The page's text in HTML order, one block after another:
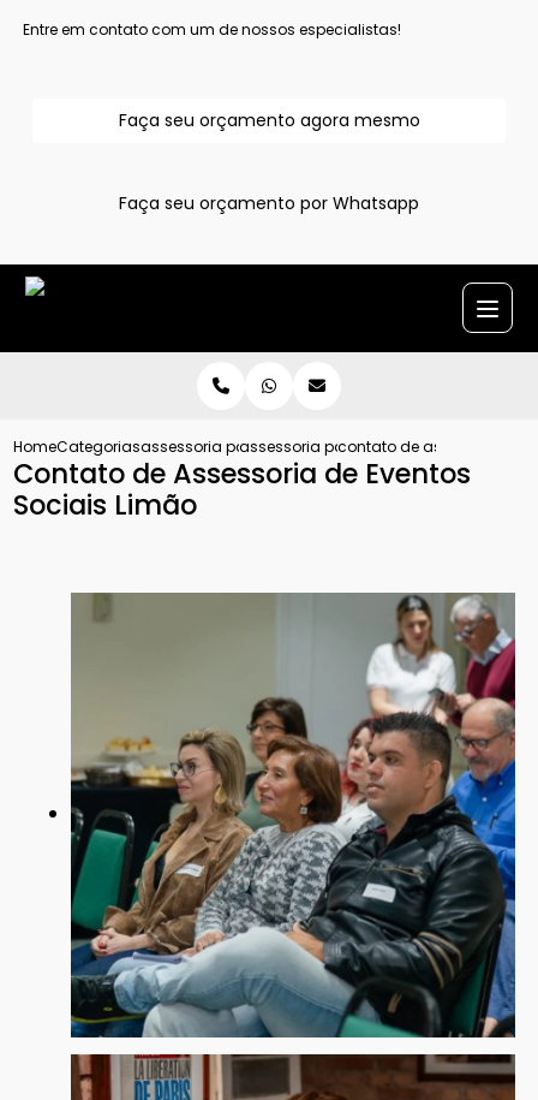
Entre em contato com um de nossos especialistas!
Faça seu orçamento agora mesmo
Faça seu orçamento por Whatsapp
HomeCategoriasassessoria para eventoassessoria para eventoscontato de assessoria de
Contato de Assessoria de Eventos
Sociais Limão